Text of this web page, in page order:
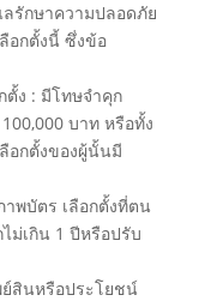
รักษาความปลอดภัย
อกตั้งนี้ ซึ่งข้อ
ตั้ง : มีโทษจำคุก
บาท หรือทั้ง
อกตั้งของผู้นั้นมี
พบัตร เลือกตั้งที่ตน
ม่เกิน 1 ปีหรือปรับ
ย์สินหรือประโยชน์